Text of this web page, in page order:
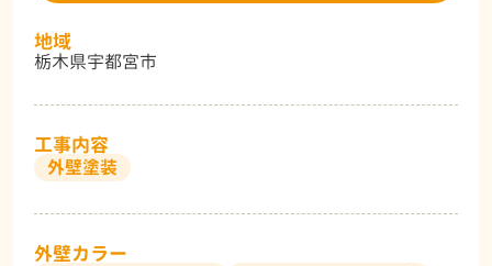
地域
栃木県宇都宮市
工事内容
外壁塗装
外壁カラー